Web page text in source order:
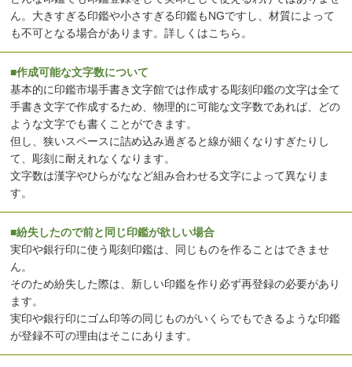
ん。大きすぎる印鑑や小さすぎる印鑑もNGですし、材質によって
も不可となる場合があります。詳しくはこちら 。
■作成可能な文字数について
基本的に印鑑市場手書き文字館では作成する彫刻印鑑の文字は全て
手書き文字で作成するため、物理的に可能な文字数であれば、どの
ような文字でも書くことができます。
但し、狭いスペースに詰め込み過ぎると線が細くなりすぎたりし
て、彫刻に耐えれなくなります。
文字数は漢字やひらがななど組み合わせる文字によって異なりま
す。
■紛失したので前と同じ印鑑が欲しい場合
実印や銀行印に使う彫刻印鑑は、同じものを作ることはできませ
ん。
そのため紛失した際は、新しい印鑑を作り必ず再登録の必要があり
ます。
実印や銀行印にゴム印等の同じものがいくらでもできるような印鑑
が登録不可の理由はそこにあります。